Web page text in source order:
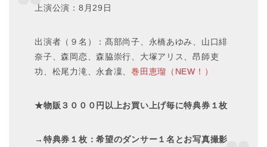
上演公演：8月29日
出演者（９名）：髙部尚子、永橋あゆみ、山口緋
奈子、森岡恋、森脇崇行、大塚アリス、昂師吏
功、松尾力滝、永倉凜、巻田恵瑠（NEW！）
★物販３０００円以上お買い上げ毎に特典券１枚
→特典券１枚：希望のダンサー１名とお写真撮影